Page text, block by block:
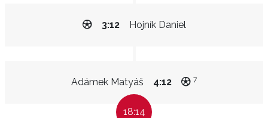
Hojník Daniel
3:12
Adámek Matyáš 4:12 7
18:14